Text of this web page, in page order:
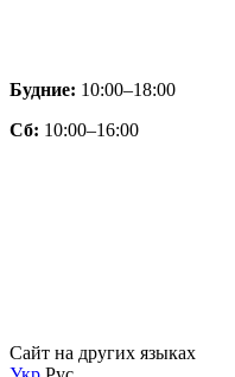
Будние: 10:00–18:00
Сб: 10:00–16:00
Сайт на других языках